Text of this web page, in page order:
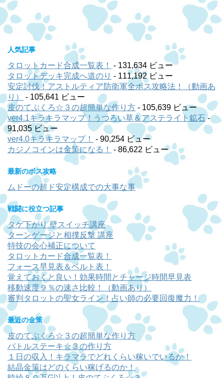
人気記事
タロットカード合成一覧表！
- 131,634 ビュー
タロットデッキ完成へ道のり - 111,192 ビュー
安定討伐！アストルティア防衛軍全ボス攻略法！（動画あ
り）
- 105,641 ビュー
皮のてぶくろ☆３の超簡単な作り方 - 105,639 ビュー
ver4.1キラキラマップ！うつろい草＆アステライト鉱石-
91,035 ビュー
ver4.0キラキラマップ！
- 90,254 ビュー
カジノコインは金策になる！
- 86,622 ビュー
最新のボス攻略
ムドーの超ド安定構成での大事な事
戦闘に役立つ記事
タゲ下がり 壁スイッチ講座
ターンゲージと相撲反撃 講座
特技の会心補正について
タロットカード合成一覧表！
フォース早見表＆ベルト表！
覚えておくと良い！効果時間とチャージ時間早見表
移動速度９％の速さ比較！（動画あり）
審判タロットの聖女ライン！占い師の必要回復魔力！
最近の金策
皮のてぶくろ☆３の超簡単な作り方
バトルステーキ☆３の作り方
１日の収入！キラマラでどれくらい稼いでいるか！
結晶金策はどのくらい稼げるのか！